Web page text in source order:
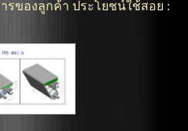
รของลูกค้า ประโยชน์ใช้สอย :